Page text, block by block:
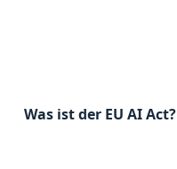
Was ist der EU AI Act?